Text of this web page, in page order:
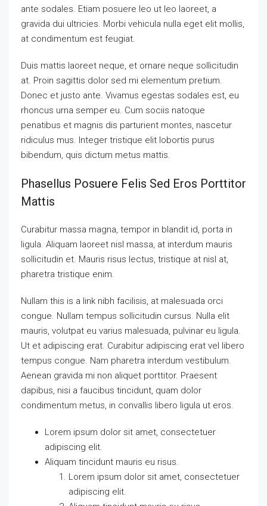
ante sodales. Etiam posuere leo ut leo laoreet, a
gravida dui ultricies. Morbi vehicula nulla eget elit mollis,
at condimentum est feugiat.
Duis mattis laoreet neque, et ornare neque sollicitudin
at. Proin sagittis dolor sed mi elementum pretium.
Donec et justo ante. Vivamus egestas sodales est, eu
rhoncus urna semper eu. Cum sociis natoque
penatibus et magnis dis parturient montes, nascetur
ridiculus mus. Integer tristique elit lobortis purus
bibendum, quis dictum metus mattis.
Phasellus Posuere Felis Sed Eros Porttitor
Mattis
Curabitur massa magna, tempor in blandit id, porta in
ligula. Aliquam laoreet nisl massa, at interdum mauris
sollicitudin et. Mauris risus lectus, tristique at nisl at,
pharetra tristique enim.
Nullam this is a link nibh facilisis, at malesuada orci
congue. Nullam tempus sollicitudin cursus. Nulla elit
mauris, volutpat eu varius malesuada, pulvinar eu ligula.
Ut et adipiscing erat. Curabitur adipiscing erat vel libero
tempus congue. Nam pharetra interdum vestibulum.
Aenean gravida mi non aliquet porttitor. Praesent
dapibus, nisi a faucibus tincidunt, quam dolor
condimentum metus, in convallis libero ligula ut eros.
Lorem ipsum dolor sit amet, consectetuer
adipiscing elit.
Aliquam tincidunt mauris eu risus.
Lorem ipsum dolor sit amet, consectetuer
adipiscing elit.